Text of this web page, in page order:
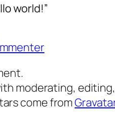
world!”
moderating,
come from